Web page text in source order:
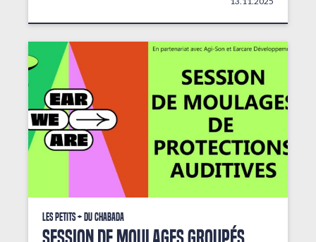
Les petits + du Chabada